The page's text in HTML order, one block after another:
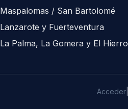
Maspalomas / San Bartolomé
Lanzarote y Fuerteventura
La Palma, La Gomera y El Hierro
Acceder